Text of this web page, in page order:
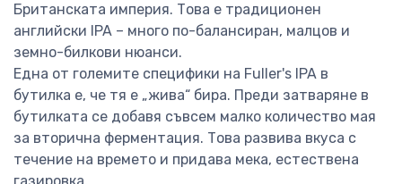
Британската империя. Това е традиционен
английски IPA – много по-балансиран, малцов и
земно-билкови нюанси.
Една от големите специфики на Fuller's IPA в
бутилка е, че тя е „жива“ бира. Преди затваряне в
бутилката се добавя съвсем малко количество мая
за вторична ферментация. Това развива вкуса с
течение на времето и придава мека, естествена